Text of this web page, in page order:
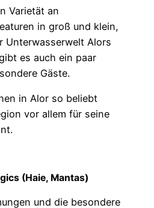
Varietät an
in groß und klein,
Unterwasserwelt Alors
es auch ein paar
Gäste.
in Alor so beliebt
vor allem für seine
(Haie, Mantas)
und die besondere